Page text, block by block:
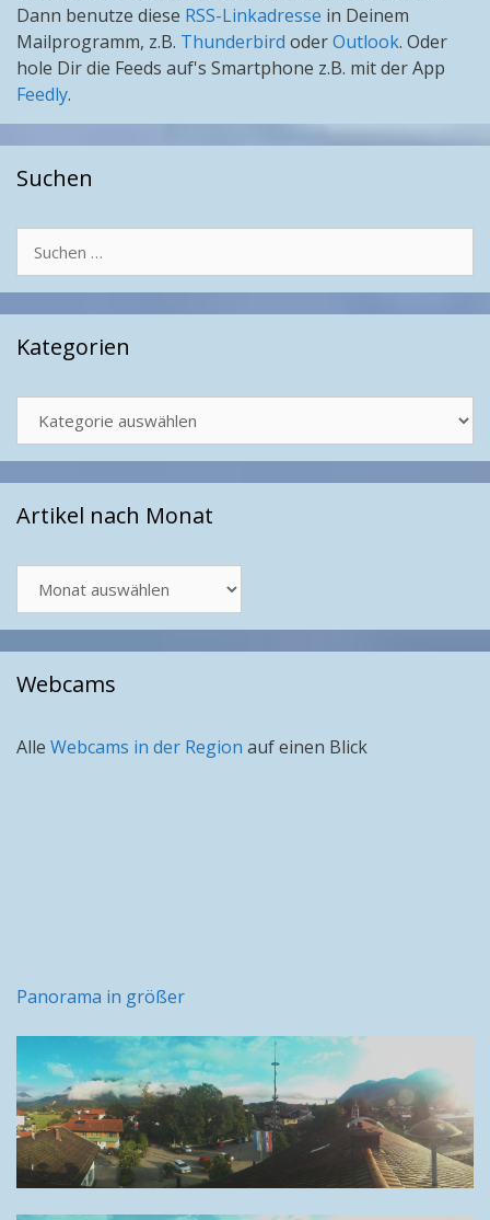
Dann benutze diese RSS-Linkadresse in Deinem
Mailprogramm, z.B. Thunderbird oderOutlook. Oder
hole Dir die Feeds auf's Smartphone z.B. mit der App
Feedly.
Suchen
nach:
Kategorien
Artikel nach Monat
nach
Monat
Webcams
Alle Webcams in der Region auf einen Blick
Panorama in größer